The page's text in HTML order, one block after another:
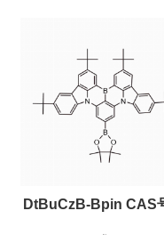
DtBuCzB-Bpin CAS号：